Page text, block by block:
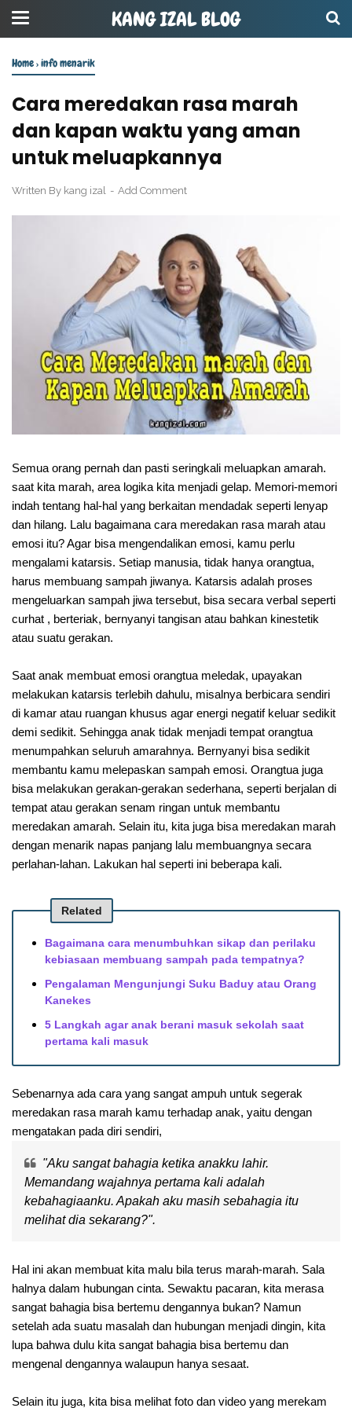
KANG IZAL BLOG
Home›info menarik
Cara meredakan rasa marah
dan kapan waktu yang aman
untuk meluapkannya
Written By kang izal Add Comment
Semua orang pernah dan pasti seringkali meluapkan amarah.
saat kita marah, area logika kita menjadi gelap. Memori-memori
indah tentang hal-hal yang berkaitan mendadak seperti lenyap
dan hilang. Lalu bagaimana cara meredakan rasa marah atau
emosi itu? Agar bisa mengendalikan emosi, kamu perlu
mengalami katarsis. Setiap manusia, tidak hanya orangtua,
harus membuang sampah jiwanya. Katarsis adalah proses
mengeluarkan sampah jiwa tersebut, bisa secara verbal seperti
curhat , berteriak, bernyanyi tangisan atau bahkan kinestetik
atau suatu gerakan.
Saat anak membuat emosi orangtua meledak, upayakan
melakukan katarsis terlebih dahulu, misalnya berbicara sendiri
di kamar atau ruangan khusus agar energi negatif keluar sedikit
demi sedikit. Sehingga anak tidak menjadi tempat orangtua
menumpahkan seluruh amarahnya. Bernyanyi bisa sedikit
membantu kamu melepaskan sampah emosi. Orangtua juga
bisa melakukan gerakan-gerakan sederhana, seperti berjalan di
tempat atau gerakan senam ringan untuk membantu
meredakan amarah. Selain itu, kita juga bisa meredakan marah
dengan menarik napas panjang lalu membuangnya secara
perlahan-lahan. Lakukan hal seperti ini beberapa kali.
Related
Bagaimana cara menumbuhkan sikap dan perilaku
kebiasaan membuang sampah pada tempatnya?
Pengalaman Mengunjungi Suku Baduy atau Orang
Kanekes
5 Langkah agar anak berani masuk sekolah saat
pertama kali masuk
Sebenarnya ada cara yang sangat ampuh untuk segerak
meredakan rasa marah kamu terhadap anak, yaitu dengan
mengatakan pada diri sendiri,
"Aku sangat bahagia ketika anakku lahir.
Memandang wajahnya pertama kali adalah
kebahagiaanku. Apakah aku masih sebahagia itu
melihat dia sekarang?".
Hal ini akan membuat kita malu bila terus marah-marah. Sala
halnya dalam hubungan cinta. Sewaktu pacaran, kita merasa
sangat bahagia bisa bertemu dengannya bukan? Namun
setelah ada suatu masalah dan hubungan menjadi dingin, kita
lupa bahwa dulu kita sangat bahagia bisa bertemu dan
mengenal dengannya walaupun hanya sesaat.
Selain itu juga, kita bisa melihat foto dan video yang merekam